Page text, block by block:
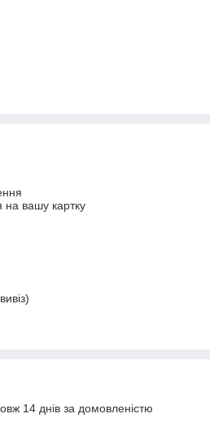
на вашу картку
14 днів за домовленістю